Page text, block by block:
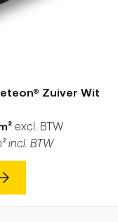
Zuiver Wit
van de
excl. BTW
incl. BTW